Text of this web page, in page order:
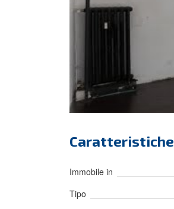
Caratteristiche
Immobile in
Tipo